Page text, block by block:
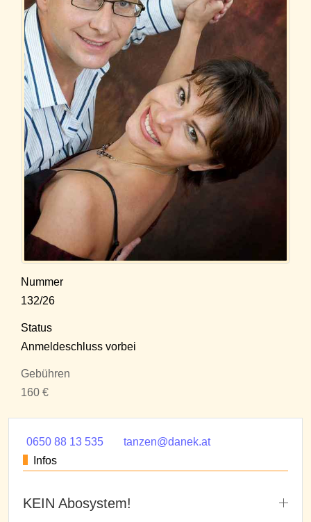
Nummer
132/26
Status
Anmeldeschluss vorbei
Gebühren
160 €
0650 88 13 535
tanzen@danek.at
Infos
KEIN Abosystem!